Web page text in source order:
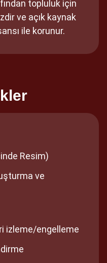
topluluk için
ve açık kaynak
ile korunur.
Resim)
ve
izleme/engelleme